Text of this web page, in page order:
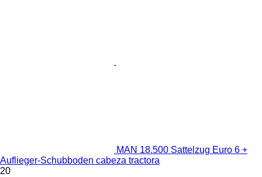
MAN 18.500 Sattelzug Euro 6 +
Auflieger-Schubboden cabeza tractora
20